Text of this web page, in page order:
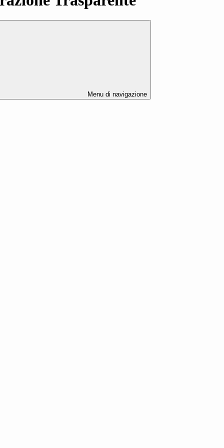
Menu di navigazione